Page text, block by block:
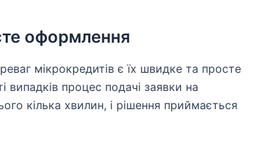
оформлення
мікрокредитів є їх швидке та просте
випадків процес подачі заявки на
кілька хвилин, і рішення приймається